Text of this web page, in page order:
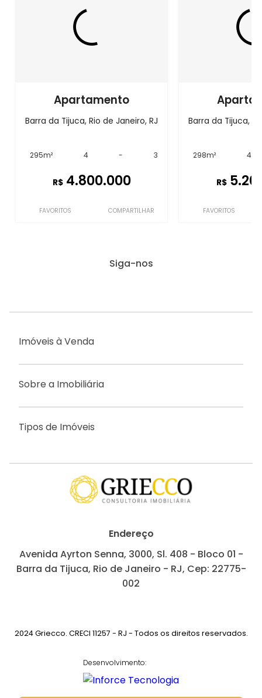
Apartamento
Barra da Tijuca, Rio de Janeiro, RJ
295m² 4 - 3
R$ 4.800.000
FAVORITOS COMPARTILHAR
Barra da Tijuca,
298m² 4
R$
FAVORITOS
Siga-nos
Imóveis à Venda
Sobre a Imobiliária
Tipos de Imóveis
Endereço
Avenida Ayrton Senna, 3000, Sl. 408 - Bloco 01 -
Barra da Tijuca, Rio de Janeiro - RJ, Cep: 22775-
002
2024 Griecco. CRECI 11257 - RJ - Todos os direitos reservados.
Desenvolvimento: